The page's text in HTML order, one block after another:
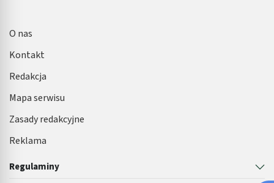
Regulaminy
O nas
Kontakt
Redakcja
Mapa serwisu
Zasady redakcyjne
Reklama